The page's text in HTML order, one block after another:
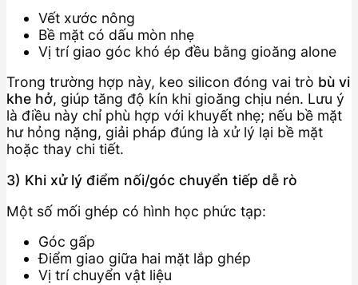
Vết xước nông
Bề mặt có dấu mòn nhẹ
Vị trí giao góc khó ép đều bằng gioăng alone
Trong trường hợp này, keo silicon đóng vai trò bù vi
khe hở, giúp tăng độ kín khi gioăng chịu nén. Lưu ý
là điều này chỉ phù hợp với khuyết nhẹ; nếu bề mặt
hư hỏng nặng, giải pháp đúng là xử lý lại bề mặt
hoặc thay chi tiết.
3) Khi xử lý điểm nối/góc chuyển tiếp dễ rò
Một số mối ghép có hình học phức tạp:
Góc gấp
Điểm giao giữa hai mặt lắp ghép
Vị trí chuyển vật liệu